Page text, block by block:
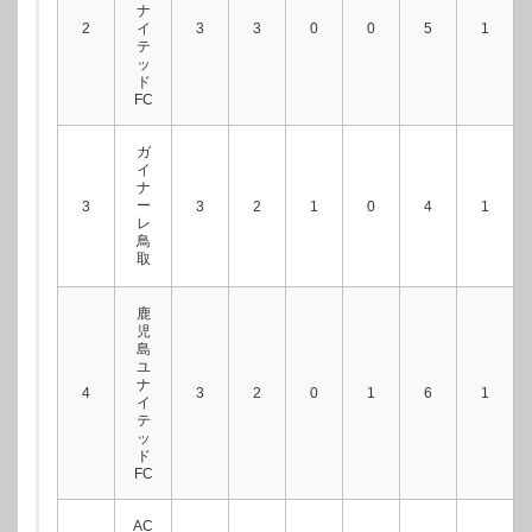
2
ナ
イ
テ
ッ
ド
FC
3 3 0 0 5 1
3
ガ
イ
ナ
ー
レ
鳥
取
3 2 1 0 4 1
4
鹿
児
島
ユ
ナ
イ
テ
ッ
ド
FC
3 2 0 1 6 1
AC